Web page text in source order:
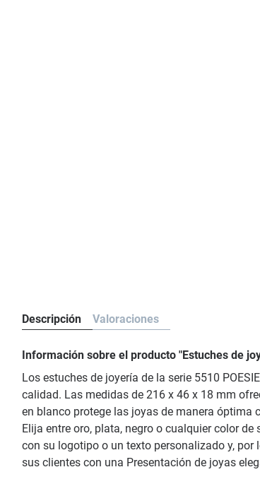
Descripción Valoraciones
Información sobre el producto "Estuches de
Los estuches de joyería de la serie 5510
calidad. Las medidas de 216 x 46 x 18 mm
en blanco protege las joyas de manera óptima
Elija entre oro, plata, negro o cualquier color
con su logotipo o un texto personalizado y, por
sus clientes con una Presentación de joyas